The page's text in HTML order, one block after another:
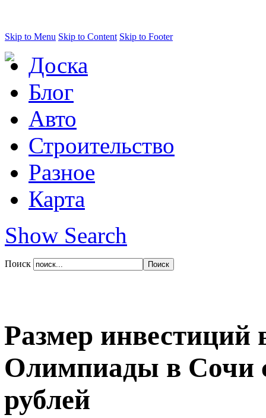
Skip to Menu Skip to Content Skip to Footer
Доска
Блог
Авто
Строительство
Разное
Карта
Show Search
Поиск
Размер инвестиций
Олимпиады в Сочи
рублей